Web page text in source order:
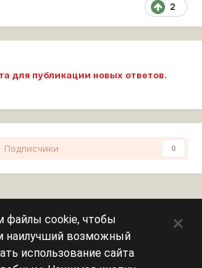
2
для публикации новых ответов.
Подписчики 0
файлы cookie, чтобы
наилучший возможный
использование сайта
×